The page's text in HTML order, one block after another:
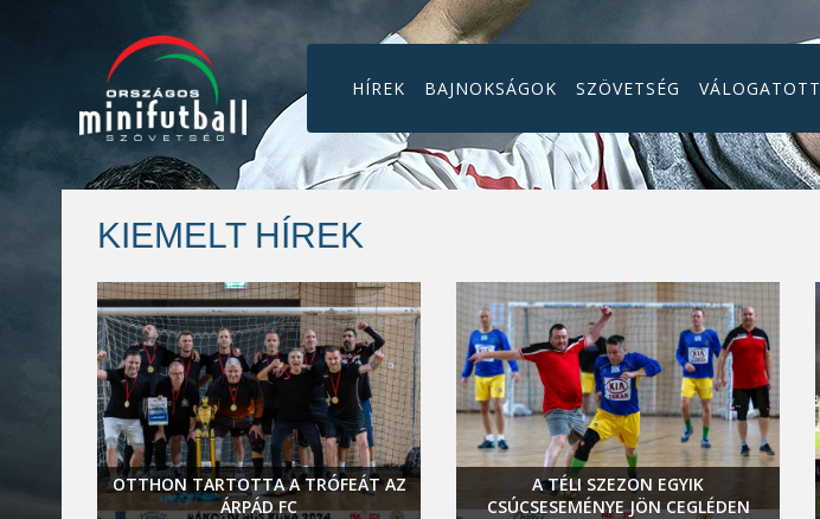
HÍREK BAJNOKSÁGOK SZÖVETSÉG VÁLOGATOTT
KIEMELT HÍREK
OTTHON TARTOTTA A TRÓFEÁT AZ
ÁRPÁD FC
A TÉLI SZEZON EGYIK
CSÚCSESEMÉNYE JÖN CEGLÉDEN